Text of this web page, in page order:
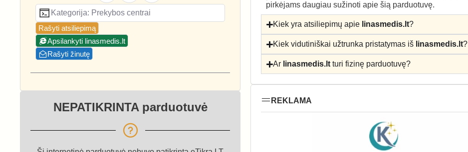
Kategorija: Prekybos centrai
Rašyti atsiliepimą
Apsilankyti linasmedis.lt
Rašyti žinutę
NEPATIKRINTA parduotuvė
pirkėjams daugiau sužinoti apie šią parduotuvę.
Kiek yra atsiliepimų apie linasmedis.lt?
Kiek vidutiniškai užtrunka pristatymas iš linasmedis.lt?
Ar linasmedis.lt turi fizinę parduotuvę?
REKLAMA